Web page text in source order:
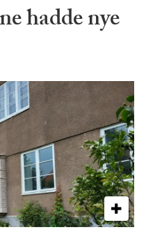
hadde nye